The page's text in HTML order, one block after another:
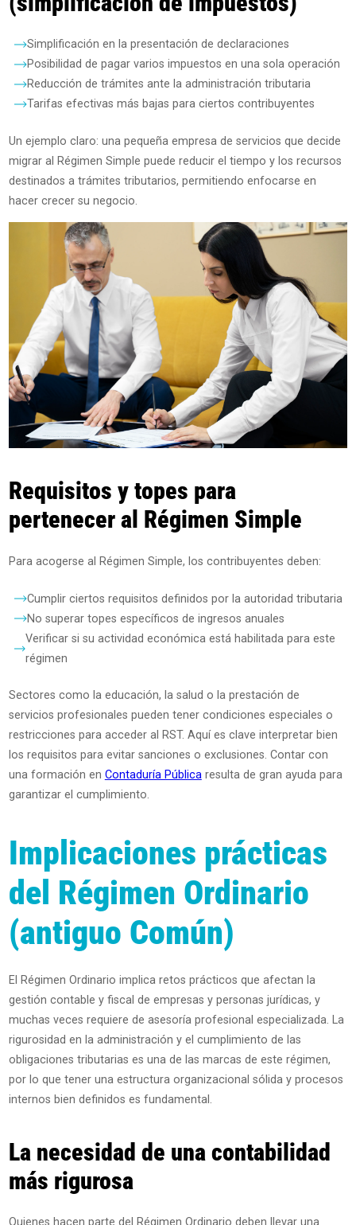
Simplificación en la presentación de declaraciones
Posibilidad de pagar varios impuestos en una sola operación
Reducción de trámites ante la administración tributaria
Tarifas efectivas más bajas para ciertos contribuyentes
Un ejemplo claro: una pequeña empresa de servicios que decide
migrar al Régimen Simple puede reducir el tiempo y los recursos
destinados a trámites tributarios, permitiendo enfocarse en
hacer crecer su negocio.
Requisitos y topes para
pertenecer al Régimen Simple
Para acogerse al Régimen Simple, los contribuyentes deben:
Cumplir ciertos requisitos definidos por la autoridad tributaria
No superar topes específicos de ingresos anuales
Verificar si su actividad económica está habilitada para este
régimen
Sectores como la educación, la salud o la prestación de
servicios profesionales pueden tener condiciones especiales o
restricciones para acceder al RST. Aquí es clave interpretar bien
los requisitos para evitar sanciones o exclusiones. Contar con
una formación en Contaduría Públicaresulta de gran ayuda para
garantizar el cumplimiento.
Implicaciones prácticas
del Régimen Ordinario
(antiguo Común)
El Régimen Ordinario implica retos prácticos que afectan la
gestión contable y fiscal de empresas y personas jurídicas, y
muchas veces requiere de asesoría profesional especializada. La
rigurosidad en la administración y el cumplimiento de las
obligaciones tributarias es una de las marcas de este régimen,
por lo que tener una estructura organizacional sólida y procesos
internos bien definidos es fundamental.
La necesidad de una contabilidad
más rigurosa